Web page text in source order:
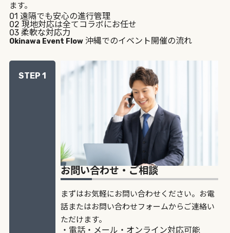
ます。
01 遠隔でも安心の進行管理
02 現地対応は全てコラボにお任せ
03 柔軟な対応力
Okinawa Event Flow 沖縄でのイベント開催の流れ
STEP 1
お問い合わせ・ご相談
まずはお気軽にお問い合わせください。お電
話またはお問い合わせフォームからご連絡い
ただけます。
・電話・メール・オンライン対応可能